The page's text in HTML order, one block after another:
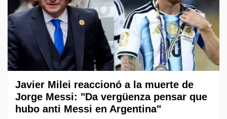
Javier Milei reaccionó a la muerte de
Jorge Messi: "Da vergüenza pensar que
hubo anti Messi en Argentina"